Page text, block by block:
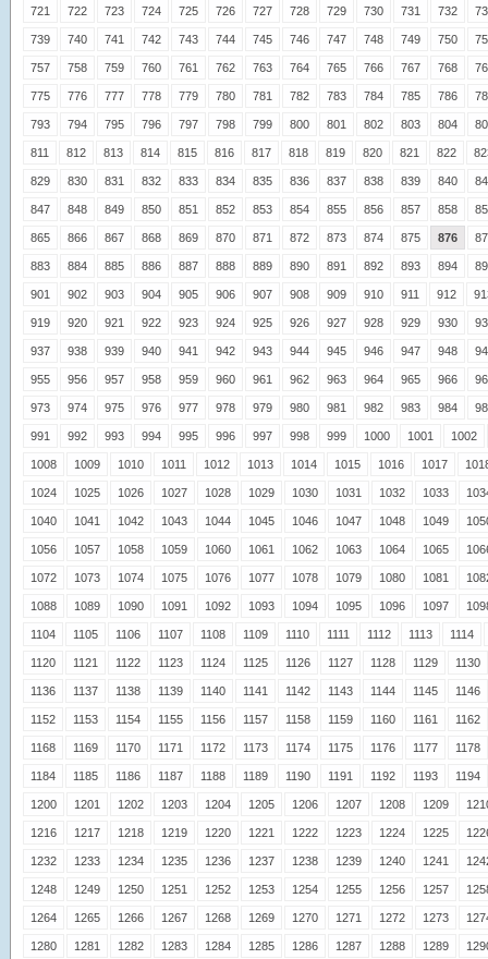
721 722 723 724 725 726 727 728 729 730 731 732
739 740 741 742 743 744 745 746 747 748 749 750
757 758 759 760 761 762 763 764 765 766 767 768
775 776 777 778 779 780 781 782 783 784 785 786
793 794 795 796 797 798 799 800 801 802 803 804
811 812 813 814 815 816 817 818 819 820 821 822
829 830 831 832 833 834 835 836 837 838 839 840
847 848 849 850 851 852 853 854 855 856 857 858
865 866 867 868 869 870 871 872 873 874 875 876
883 884 885 886 887 888 889 890 891 892 893 894
901 902 903 904 905 906 907 908 909 910 911 912
919 920 921 922 923 924 925 926 927 928 929 930
937 938 939 940 941 942 943 944 945 946 947 948
955 956 957 958 959 960 961 962 963 964 965 966
973 974 975 976 977 978 979 980 981 982 983 984
991 992 993 994 995 996 997 998 999 1000 1001 1002
1008 1009 1010 1011 1012 1013 1014 1015 1016 1017
1024 1025 1026 1027 1028 1029 1030 1031 1032 1033
1040 1041 1042 1043 1044 1045 1046 1047 1048 1049
1056 1057 1058 1059 1060 1061 1062 1063 1064 1065
1072 1073 1074 1075 1076 1077 1078 1079 1080 1081
1088 1089 1090 1091 1092 1093 1094 1095 1096 1097
1104 1105 1106 1107 1108 1109 1110 1111 1112 1113 1114
1120 1121 1122 1123 1124 1125 1126 1127 1128 1129 1130
1136 1137 1138 1139 1140 1141 1142 1143 1144 1145 1146
1152 1153 1154 1155 1156 1157 1158 1159 1160 1161 1162
1168 1169 1170 1171 1172 1173 1174 1175 1176 1177 1178
1184 1185 1186 1187 1188 1189 1190 1191 1192 1193 1194
1200 1201 1202 1203 1204 1205 1206 1207 1208 1209
1216 1217 1218 1219 1220 1221 1222 1223 1224 1225
1232 1233 1234 1235 1236 1237 1238 1239 1240 1241
1248 1249 1250 1251 1252 1253 1254 1255 1256 1257
1264 1265 1266 1267 1268 1269 1270 1271 1272 1273
1280 1281 1282 1283 1284 1285 1286 1287 1288 1289